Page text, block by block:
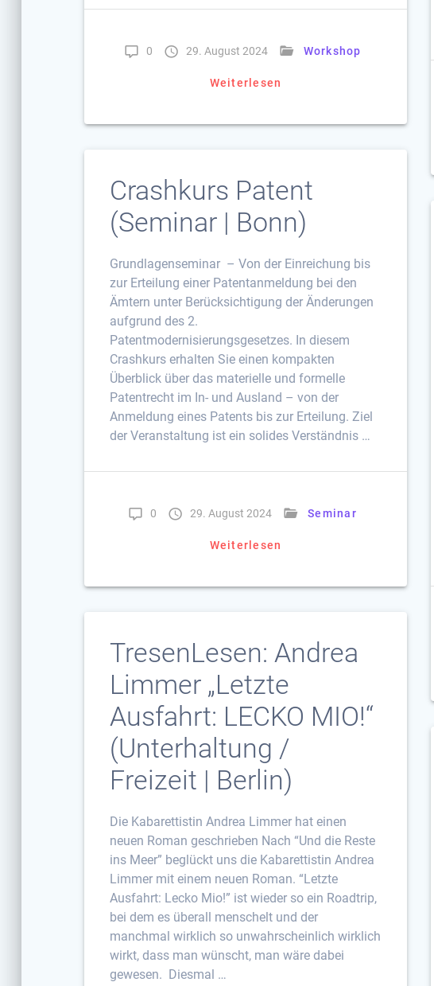
0 29. August 2024 Workshop
Weiterlesen
Crashkurs Patent
(Seminar | Bonn)
Grundlagenseminar – Von der Einreichung bis
zur Erteilung einer Patentanmeldung bei den
Ämtern unter Berücksichtigung der Änderungen
aufgrund des 2.
Patentmodernisierungsgesetzes. In diesem
Crashkurs erhalten Sie einen kompakten
Überblick über das materielle und formelle
Patentrecht im In- und Ausland – von der
Anmeldung eines Patents bis zur Erteilung. Ziel
der Veranstaltung ist ein solides Verständnis …
0 29. August 2024 Seminar
Weiterlesen
TresenLesen: Andrea
Limmer „Letzte
Ausfahrt: LECKO MIO!“
(Unterhaltung /
Freizeit | Berlin)
Die Kabarettistin Andrea Limmer hat einen
neuen Roman geschrieben Nach “Und die Reste
ins Meer” beglückt uns die Kabarettistin Andrea
Limmer mit einem neuen Roman. “Letzte
Ausfahrt: Lecko Mio!” ist wieder so ein Roadtrip,
bei dem es überall menschelt und der
manchmal wirklich so unwahrscheinlich wirklich
wirkt, dass man wünscht, man wäre dabei
gewesen. Diesmal …